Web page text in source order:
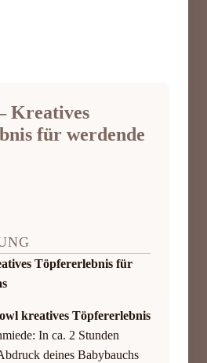
Kreatives
für werdende
Töpfererlebnis für
kreatives Töpfererlebnis
In ca. 2 Stunden
deines Babybauchs